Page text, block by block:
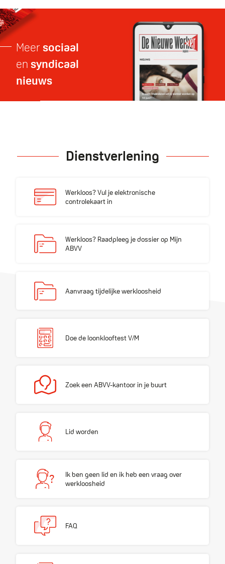
https://denieuwewerker.be/
Meer sociaal
en syndicaal
nieuws
Dienstverlening
Werkloos? Vul je elektronische
controlekaart in
Werkloos? Raadpleeg je dossier op Mijn
ABVV
Aanvraag tijdelijke werkloosheid
Doe de loonklooftest V/M
Zoek een ABVV-kantoor in je buurt
Lid worden
?
Ik ben geen lid en ik heb een vraag over
werkloosheid
FAQ